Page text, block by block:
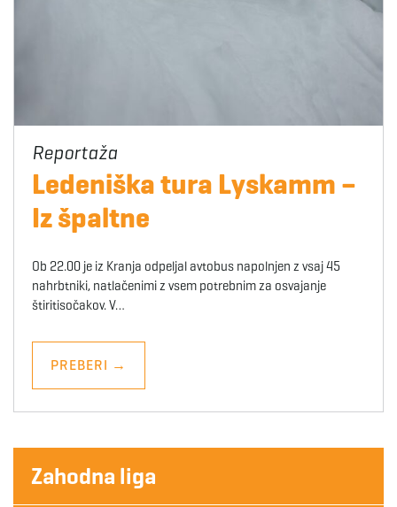
Ledeniška tura Lyskamm –
Iz špaltne
Ob 22.00 je iz Kranja odpeljal avtobus napolnjen z vsaj 45
nahrbtniki, natlačenimi z vsem potrebnim za osvajanje
štiritisočakov. V…
PREBERI →
Zahodna liga